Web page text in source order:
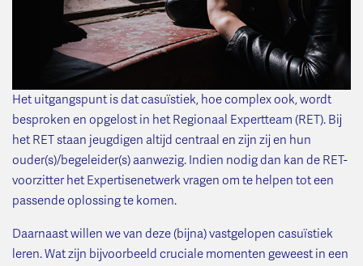
Het uitgangspunt is dat casuïstiek, hoe complex ook, wordt
besproken en opgelost in het Regionaal Expertteam (RET). Bij
het RET staan jeugdigen altijd centraal en zijn zij en hun
ouder(s)/begeleider(s) aanwezig. Indien nodig dan kan de RET-
voorzitter het Expertisenetwerk vragen om te helpen tot een
passende oplossing te komen.
Daarnaast willen we van deze (bijna) vastgelopen casuïstiek
leren. Wat zijn bijvoorbeeld cruciale momenten geweest in een